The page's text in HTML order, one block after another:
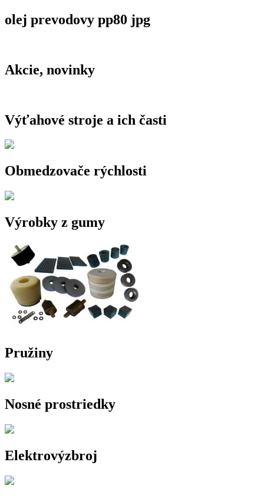
olej prevodovy pp80 jpg
Akcie, novinky
Výťahové stroje a ich časti
Obmedzovače rýchlosti
Výrobky z gumy
Pružiny
Nosné prostriedky
Elektrovýzbroj